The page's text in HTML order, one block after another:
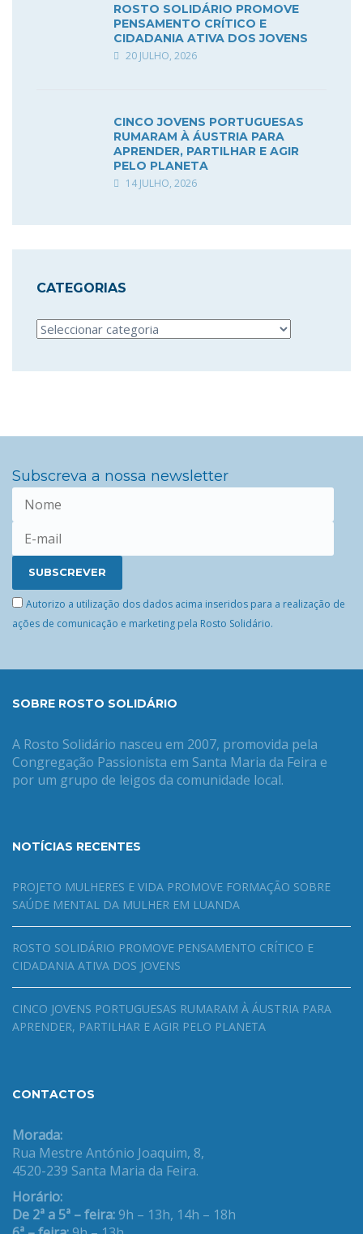
ROSTO SOLIDÁRIO PROMOVE
PENSAMENTO CRÍTICO E
CIDADANIA ATIVA DOS JOVENS
20 JULHO, 2026
CINCO JOVENS PORTUGUESAS
RUMARAM À ÁUSTRIA PARA
APRENDER, PARTILHAR E AGIR
PELO PLANETA
14 JULHO, 2026
CATEGORIAS
Categorias
Subscreva a nossa newsletter
Autorizo a utilização dos dados acima inseridos para a realização de
ações de comunicação e marketing pela Rosto Solidário.
SOBRE ROSTO SOLIDÁRIO
A Rosto Solidário nasceu em 2007, promovida pela
Congregação Passionista em Santa Maria da Feira e
por um grupo de leigos da comunidade local.
NOTÍCIAS RECENTES
PROJETO MULHERES E VIDA PROMOVE FORMAÇÃO SOBRE
SAÚDE MENTAL DA MULHER EM LUANDA
ROSTO SOLIDÁRIO PROMOVE PENSAMENTO CRÍTICO E
CIDADANIA ATIVA DOS JOVENS
CINCO JOVENS PORTUGUESAS RUMARAM À ÁUSTRIA PARA
APRENDER, PARTILHAR E AGIR PELO PLANETA
CONTACTOS
Morada:
Rua Mestre António Joaquim, 8,
4520-239 Santa Maria da Feira.
Horário:
De 2ª a 5ª – feira: 9h – 13h, 14h – 18h